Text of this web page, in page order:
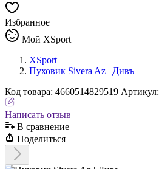
Избранное
Мой XSport
XSport
Пуховик Sivera Az | Дивъ
Код товара: 4660514829519 Артикул:
Написать отзыв
В сравнениe
Поделиться